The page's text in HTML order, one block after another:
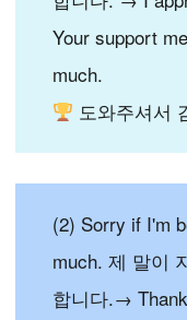
Your support
much.
도와주셔서
(2) Sorry if I'm
much. 제 말이
합니다.→